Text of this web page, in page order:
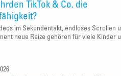
TikTok & Co. die
im Sekundentakt, endloses Scrollen
neue Reize gehören für viele Kinder